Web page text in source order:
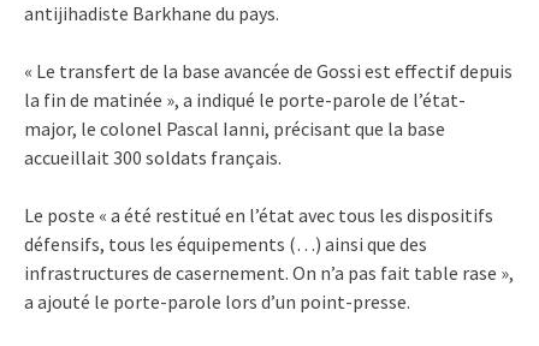
antijihadiste Barkhane du pays.
« Le transfert de la base avancée de Gossi est effectif depuis
la fin de matinée », a indiqué le porte-parole de l’état-
major, le colonel Pascal Ianni, précisant que la base
accueillait 300 soldats français.
Le poste « a été restitué en l’état avec tous les dispositifs
défensifs, tous les équipements (…) ainsi que des
infrastructures de casernement. On n’a pas fait table rase »,
a ajouté le porte-parole lors d’un point-presse.